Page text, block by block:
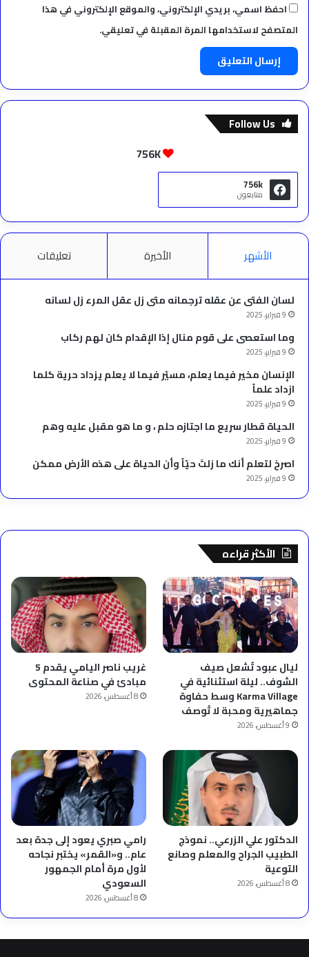
احفظ اسمي، بريدي الإلكتروني، والموقع الإلكتروني في هذا
المتصفح لاستخدامها المرة المقبلة في تعليقي.
Follow Us
756K
756k
متابعون
الأشهر الأخيرة تعليقات
لسان الفتى عن عقله ترجمانه متى زل عقل المرء زل لسانه
9 فبراير، 2025
وما استعصى على قوم منال إذا الإقدام كان لهم ركاب
9 فبراير، 2025
الإنسان مخير فيما يعلم، مسيّر فيما لا يعلم يزداد حرية كلما
ازداد علماً
9 فبراير، 2025
الحياة قطار سريع ما اجتازه حلم ، و ما هو مقبل عليه وهم
9 فبراير، 2025
‫اصرخ لتعلم أنك ما زلتَ حيّاً وأن الحياة على هذه الأرض ممكن
9 فبراير، 2025
الأكثر قراءه
ليال عبود تُشعل صيف
الشوف.. ليلة استثنائية في
Karma Village وسط حفاوة
جماهيرية ومحبة لا تُوصف
9 أغسطس، 2026
غريب ناصر اليامي يقدم 5
مبادئ في صناعة المحتوى
8 أغسطس، 2026
الدكتور علي الزرعي.. نموذج
الطبيب الجراح والمعلم وصانع
التوعية
8 أغسطس، 2026
رامي صبري يعود إلى جدة بعد
عام.. و«القمر» يختبر نجاحه
لأول مرة أمام الجمهور
السعودي
8 أغسطس، 2026